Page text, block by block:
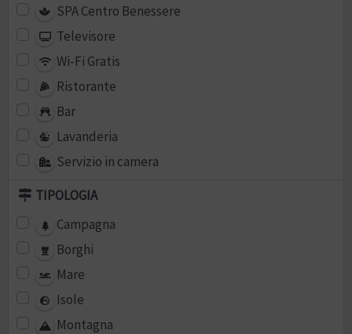
SPA Centro Benessere
Televisore
Wi-Fi Gratis
Ristorante
Bar
Lavanderia
Servizio in camera
TIPOLOGIA
Campagna
Borghi
Mare
Isole
Montagna